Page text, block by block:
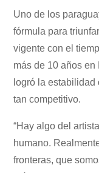
Uno de los
fórmula para
vigente con el
más de 10 años
logró la
tan competitivo.
“Hay algo del
humano.
fronteras, que